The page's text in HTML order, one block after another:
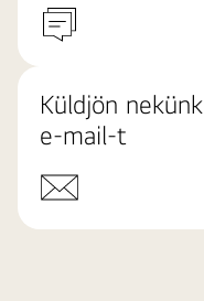
Küldjön nekünk
e-mail-t